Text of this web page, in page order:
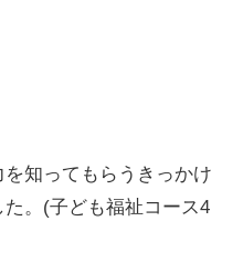
を知ってもらうきっかけ
。(子ども福祉コース4